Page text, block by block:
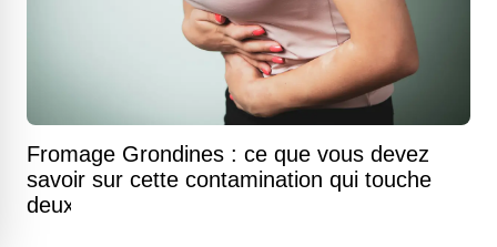
Fromage Grondines : ce que vous devez
savoir sur cette contamination qui touche
deux points de vente au Québec